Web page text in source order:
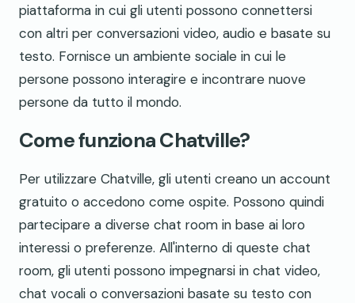
piattaforma in cui gli utenti possono connettersi
con altri per conversazioni video, audio e basate su
testo. Fornisce un ambiente sociale in cui le
persone possono interagire e incontrare nuove
persone da tutto il mondo.
Come funziona Chatville?
Per utilizzare Chatville, gli utenti creano un account
gratuito o accedono come ospite. Possono quindi
partecipare a diverse chat room in base ai loro
interessi o preferenze. All'interno di queste chat
room, gli utenti possono impegnarsi in chat video,
chat vocali o conversazioni basate su testo con